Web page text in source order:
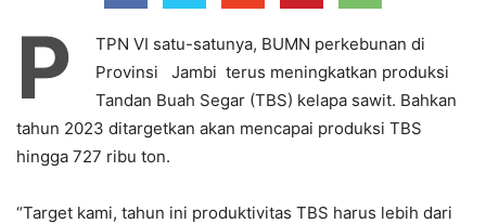
P
TPN VI satu-satunya, BUMN perkebunan di
Provinsi Jambi terus meningkatkan produksi
Tandan Buah Segar (TBS) kelapa sawit. Bahkan
tahun 2023 ditargetkan akan mencapai produksi TBS
hingga 727 ribu ton.
“Target kami, tahun ini produktivitas TBS harus lebih dari